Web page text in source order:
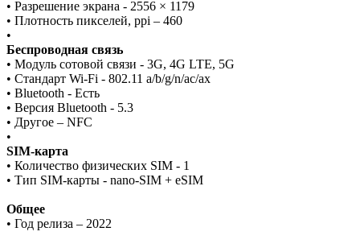
• Разрешение экрана - 2556 × 1179
• Плотность пикселей, ppi – 460
•
Беспроводная связь
• Модуль сотовой связи - 3G, 4G LTE, 5G
• Стандарт Wi-Fi - 802.11 a/b/g/n/ac/ax
• Bluetooth - Есть
• Версия Bluetooth - 5.3
• Другое – NFC
•
SIM-карта
• Количество физических SIM - 1
• Тип SIM-карты - nano-SIM + eSIM
Общее
• Год релиза – 2022